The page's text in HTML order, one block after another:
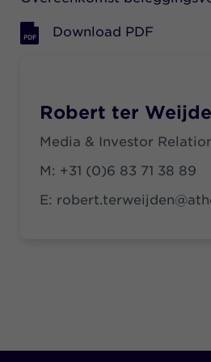
Download PDF
Robert ter
Media & Investor
M: +31 (0)6 83 71 38 89
E: